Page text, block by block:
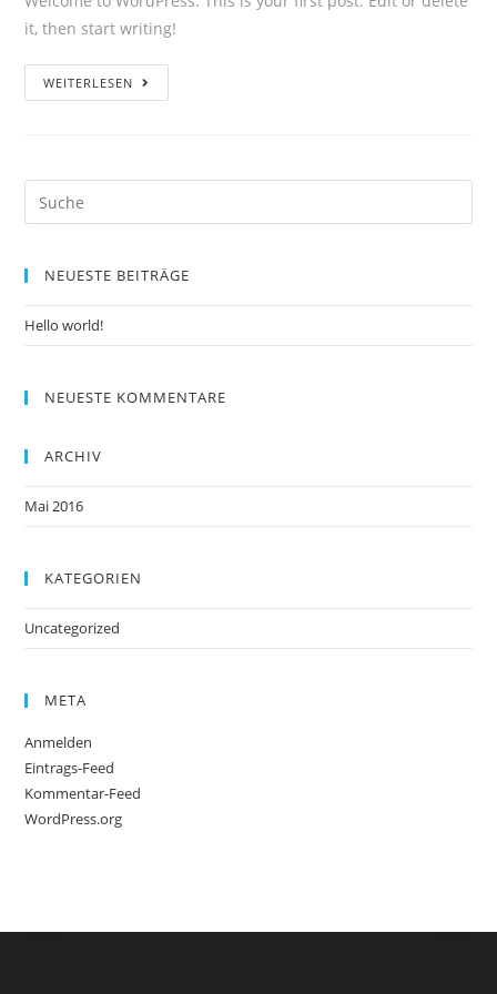
it, then start writing!
WEITERLESEN
world!
NEUESTE BEITRÄGE
Hello world!
NEUESTE KOMMENTARE
ARCHIV
Mai 2016
KATEGORIEN
Uncategorized
META
Anmelden
Eintrags-Feed
Kommentar-Feed
WordPress.org